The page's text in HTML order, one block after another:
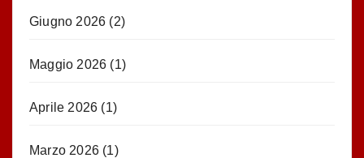
Giugno 2026 (2)
Maggio 2026 (1)
Aprile 2026 (1)
Marzo 2026 (1)